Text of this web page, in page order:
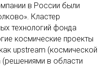
в России были
Кластер
технологий фонда
космические проекты
upstream (космической
(решениями в области